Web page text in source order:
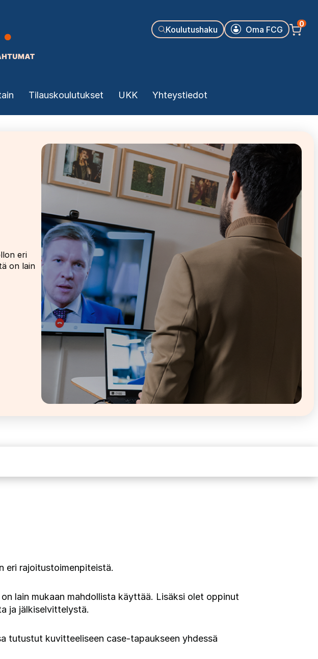
Koulutushaku Oma FCG
0
Tilauskoulutukset UKK Yhteystiedot
eri
on lain
Image
eri rajoitustoimenpiteistä.
lain mukaan mahdollista käyttää. Lisäksi olet oppinut
ja jälkiselvittelystä.
tutustut kuvitteeliseen case-tapaukseen yhdessä